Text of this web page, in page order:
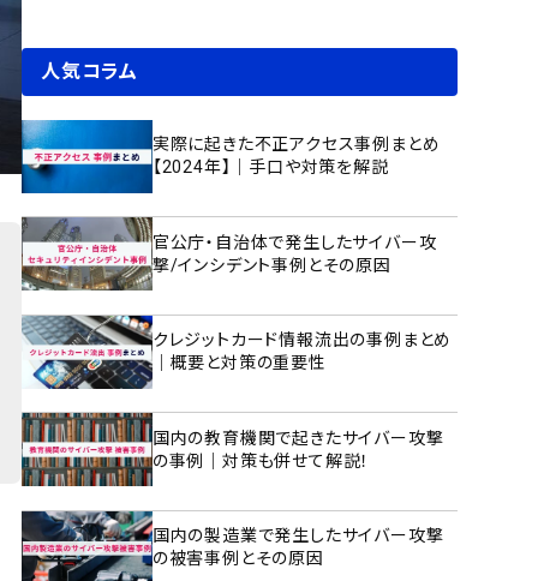
人気コラム
実際に起きた不正アクセス事例まとめ
【2024年】｜手口や対策を解説
官公庁・自治体で発生したサイバー攻
撃/インシデント事例とその原因
クレジットカード情報流出の事例まとめ
｜概要と対策の重要性
国内の教育機関で起きたサイバー攻撃
の事例｜対策も併せて解説！
国内の製造業で発生したサイバー攻撃
の被害事例とその原因